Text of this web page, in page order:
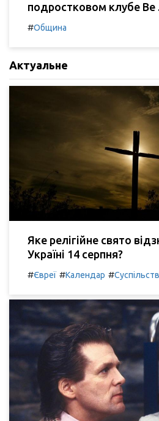
подростковом клубе Be
#Община
Актуальне
Яке релігійне свято
Україні 14 серпня?
#Євреї #Календар #